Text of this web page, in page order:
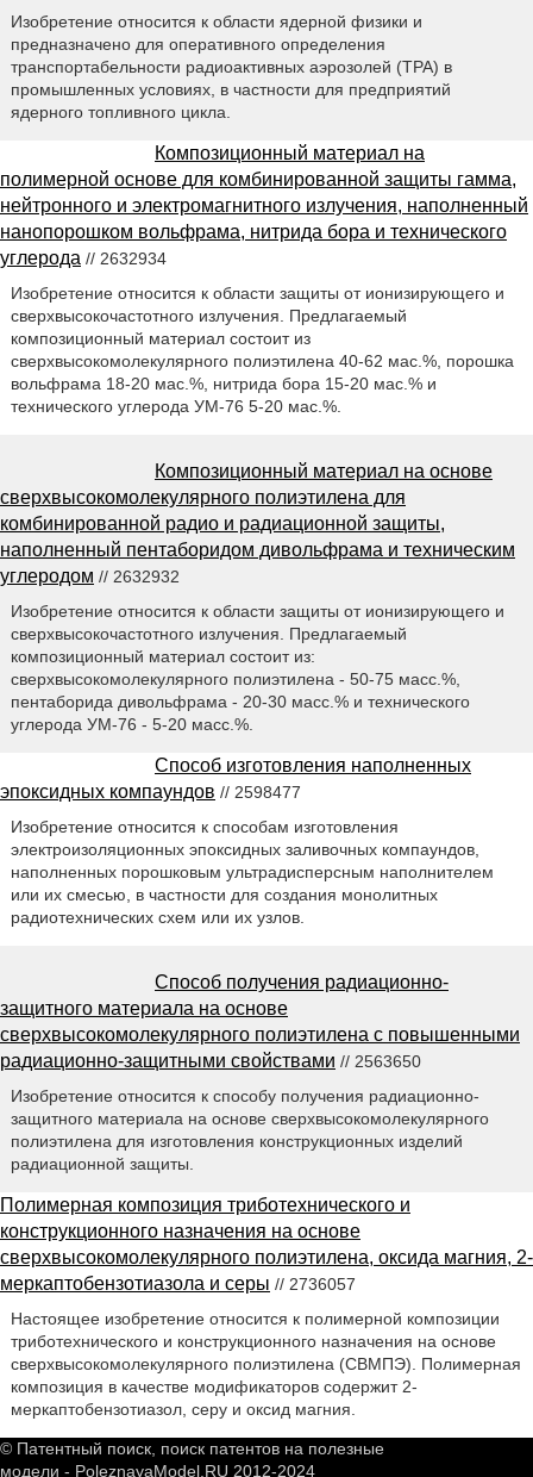
Изобретение относится к области ядерной физики и
предназначено для оперативного определения
транспортабельности радиоактивных аэрозолей (ТРА) в
промышленных условиях, в частности для предприятий
ядерного топливного цикла.
Композиционный материал на
полимерной основе для комбинированной защиты гамма,
нейтронного и электромагнитного излучения, наполненный
нанопорошком вольфрама, нитрида бора и технического
углерода // 2632934
Изобретение относится к области защиты от ионизирующего и
сверхвысокочастотного излучения. Предлагаемый
композиционный материал состоит из
сверхвысокомолекулярного полиэтилена 40-62 мас.%, порошка
вольфрама 18-20 мас.%, нитрида бора 15-20 мас.% и
технического углерода УМ-76 5-20 мас.%.
Композиционный материал на основе
сверхвысокомолекулярного полиэтилена для
комбинированной радио и радиационной защиты,
наполненный пентаборидом дивольфрама и техническим
углеродом // 2632932
Изобретение относится к области защиты от ионизирующего и
сверхвысокочастотного излучения. Предлагаемый
композиционный материал состоит из:
сверхвысокомолекулярного полиэтилена - 50-75 масс.%,
пентаборида дивольфрама - 20-30 масс.% и технического
углерода УМ-76 - 5-20 масс.%.
Способ изготовления наполненных
эпоксидных компаундов // 2598477
Изобретение относится к способам изготовления
электроизоляционных эпоксидных заливочных компаундов,
наполненных порошковым ультрадисперсным наполнителем
или их смесью, в частности для создания монолитных
радиотехнических схем или их узлов.
Способ получения радиационно-
защитного материала на основе
сверхвысокомолекулярного полиэтилена с повышенными
радиационно-защитными свойствами // 2563650
Изобретение относится к способу получения радиационно-
защитного материала на основе сверхвысокомолекулярного
полиэтилена для изготовления конструкционных изделий
радиационной защиты.
Полимерная композиция триботехнического и
конструкционного назначения на основе
сверхвысокомолекулярного полиэтилена, оксида магния, 2-
меркаптобензотиазола и серы // 2736057
Настоящее изобретение относится к полимерной композиции
триботехнического и конструкционного назначения на основе
сверхвысокомолекулярного полиэтилена (СВМПЭ). Полимерная
композиция в качестве модификаторов содержит 2-
меркаптобензотиазол, серу и оксид магния.
© Патентный поиск, поиск патентов на полезные
модели - PoleznayaModel.RU 2012-2024